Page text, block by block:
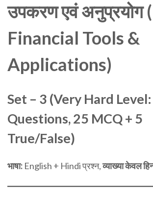
उपकरण एवं अनुप्रयोग
Financial Tools &
Applications)
Set – 3 (Very Hard
Questions, 25 MCQ + 5
True/False)
भाषा: English + Hindi प्रश्न,व्याख्या केवल